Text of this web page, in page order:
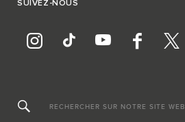
SUIVEZ-NOUS
RECHERCHER SUR NOTRE SITE WEB